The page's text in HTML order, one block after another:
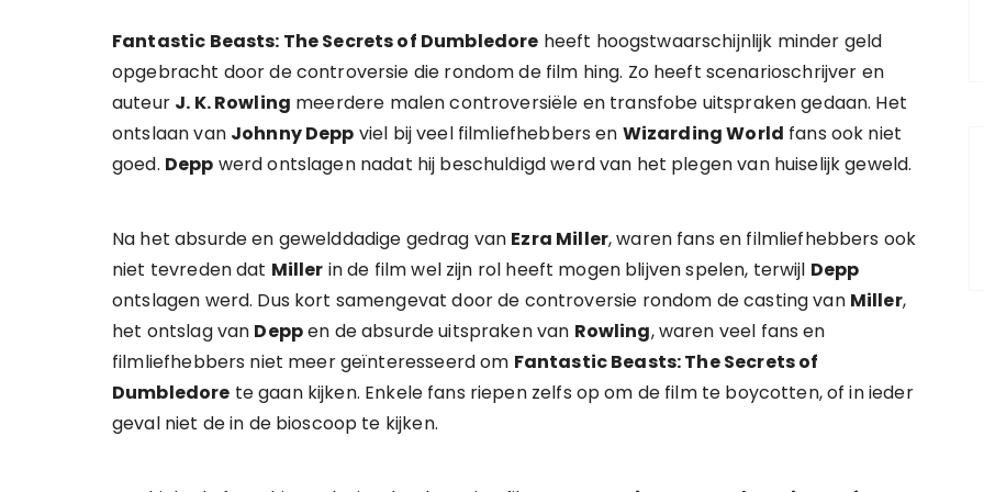
Fantastic Beasts: The Secrets of Dumbledore heeft hoogstwaarschijnlijk minder geld
opgebracht door de controversie die rondom de film hing. Zo heeft scenarioschrijver en
auteur J. K. Rowling meerdere malen controversiële en transfobe uitspraken gedaan. Het
ontslaan van Johnny Depp viel bij veel filmliefhebbers en Wizarding World fans ook niet
goed. Depp werd ontslagen nadat hij beschuldigd werd van het plegen van huiselijk geweld.
Na het absurde en gewelddadige gedrag van Ezra Miller, waren fans en filmliefhebbers ook
niet tevreden dat Miller in de film wel zijn rol heeft mogen blijven spelen, terwijl Depp
ontslagen werd. Dus kort samengevat door de controversie rondom de casting van Miller,
het ontslag van Deppen de absurde uitspraken van Rowling, waren veel fans en
filmliefhebbers niet meer geïnteresseerd om Fantastic Beasts: The Secrets of
Dumbledore te gaan kijken. Enkele fans riepen zelfs op om de film te boycotten, of in ieder
geval niet de in de bioscoop te kijken.